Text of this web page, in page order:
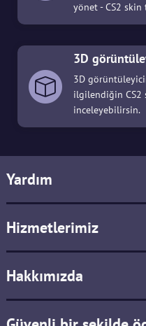
yönet - CS2
3D
3D
ilgilendiğin CS2
inceleyebilirsin.
Yardım
Hizmetlerimiz
Hakkımızda